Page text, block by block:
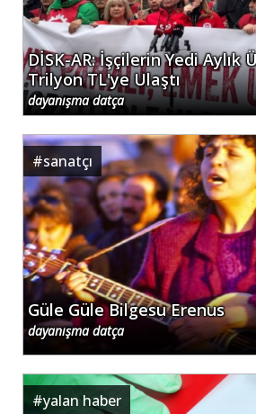
DİSK-AR: İşçilerin Yedi Aylık
Trilyon TL'ye Ulaştı
dayanışma datça
#sanatçı
Güle Güle Bilgesu Erenus
dayanışma datça
#yalan haber